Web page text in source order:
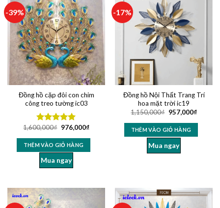
-39%
Đồng hồ cặp đôi con chim
công treo tường ic03
Được xếp
5 sao
1,600,000₫ 976,000₫
THÊM VÀO GIỎ HÀNG
Mua ngay
-17%
Đồng hồ Nội Thất Trang Trí
hoa mặt trời ic19
1,150,000₫ 957,000₫
THÊM VÀO GIỎ HÀNG
Mua ngay